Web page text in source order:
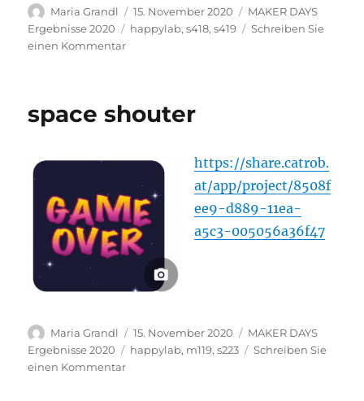
Autor
Maria Grandl
Veröffentlicht
am
15. November 2020 Kategorien
MAKER DAYS
Ergebnisse 2020
Schlagwörter
happylab,s418,s419
Schreiben Sie
einen Kommentarzu
space shouter
https://share.catrob.
at/app/project/8508f
ee9-d889-11ea-
a5c3-005056a36f47
Autor
Maria Grandl
Veröffentlicht
am
15. November 2020 Kategorien
MAKER DAYS
Ergebnisse 2020
Schlagwörter
happylab, m119,s223
Schreiben Sie
einen Kommentarzu